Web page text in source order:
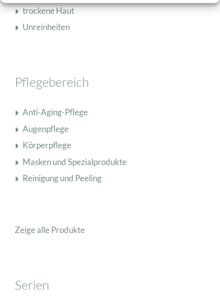
trockene Haut
Unreinheiten
Pflegebereich
Anti-Aging-Pflege
Augenpflege
Körperpflege
Masken und Spezialprodukte
Reinigung und Peeling
Zeige alle Produkte
Serien